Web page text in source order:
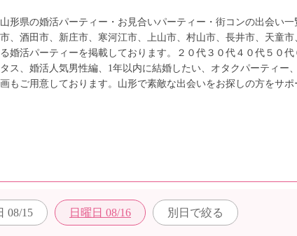
山形県の婚活パーティー・お見合いパーティー・街コンの出会い
市、酒田市、新庄市、寒河江市、上山市、村山市、長井市、天童
る婚活パーティーを掲載しております。２０代３０代４０代５０
タス、婚活人気男性編、1年以内に結婚したい、オタクパーティー
画もご用意しております。山形で素敵な出会いをお探しの方をサポ
08/15 日曜日 08/16 別日で絞る